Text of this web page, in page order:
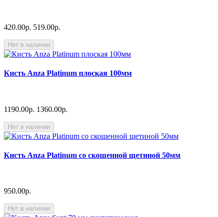
420.00р. 519.00р.
Нет в наличии
Кисть Anza Platinum плоская 100мм
1190.00р. 1360.00р.
Нет в наличии
Кисть Anza Platinum со скошенной щетиной 50мм
950.00р.
Нет в наличии